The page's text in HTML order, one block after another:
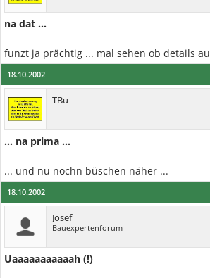
na dat ...
funzt ja prächtig ... mal sehen ob details
18.10.2002
TBu
... na prima ...
... und nu nochn büschen näher ...
18.10.2002
Josef
Bauexpertenforum
Uaaaaaaaaaaah (!)